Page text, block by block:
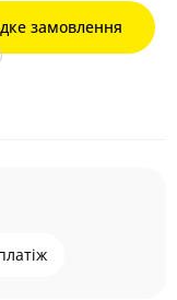
замовлення